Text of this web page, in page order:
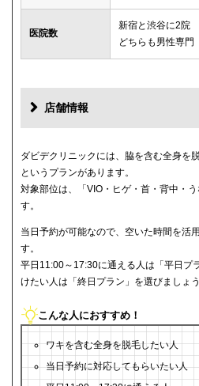
医院数
新宿と渋谷に2院
どちらも男性専門
店舗情報
ダビデクリニックには、脇を含む全身を
というプランがあります。
対象部位は、「VIO・ヒゲ・首・背中・
す。
当日予約が可能なので、空いた時間を活
す。
平日11:00～17:30に通える人は「平日プ
けたい人は「終日プラン」を選びましょう
こんな人におすすめ！
ワキを含む全身を脱毛したい人
当日予約に対応してもらいたい人